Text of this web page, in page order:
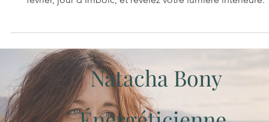
Rejoignez le Défi 31 jours pour se transformer dès le 1er
Natacha Bony